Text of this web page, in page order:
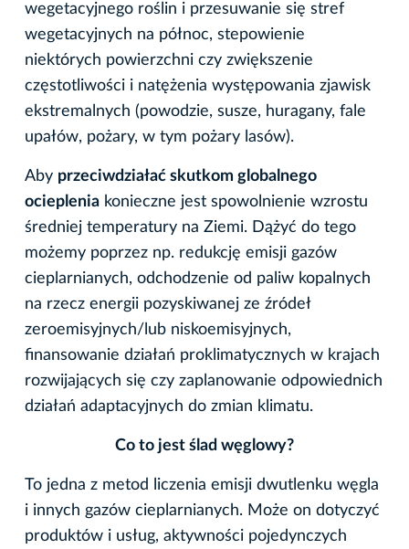
wegetacyjnego roślin i przesuwanie się stref
wegetacyjnych na północ, stepowienie
niektórych powierzchni czy zwiększenie
częstotliwości i natężenia występowania zjawisk
ekstremalnych (powodzie, susze, huragany, fale
upałów, pożary, w tym pożary lasów).
Aby przeciwdziałać skutkom globalnego
ocieplenia konieczne jest spowolnienie wzrostu
średniej temperatury na Ziemi. Dążyć do tego
możemy poprzez np. redukcję emisji gazów
cieplarnianych, odchodzenie od paliw kopalnych
na rzecz energii pozyskiwanej ze źródeł
zeroemisyjnych/lub niskoemisyjnych,
finansowanie działań proklimatycznych w krajach
rozwijających się czy zaplanowanie odpowiednich
działań adaptacyjnych do zmian klimatu.
Co to jest ślad węglowy?
To jedna z metod liczenia emisji dwutlenku węgla
i innych gazów cieplarnianych. Może on dotyczyć
produktów i usług, aktywności pojedynczych